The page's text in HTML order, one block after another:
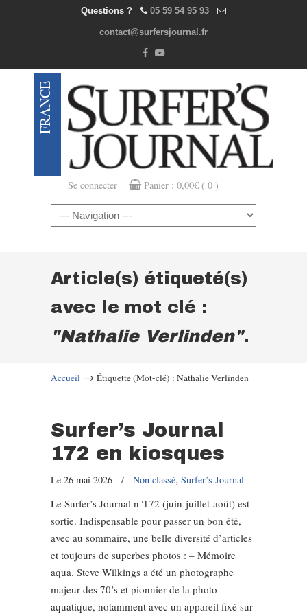
Questions ? 05 59 54 95 93
contact@surfersjournal.fr
Se connecter | Panier : 0,00€ ( 0 )
Navigation
Article(s) étiqueté(s)
avec le mot clé :
"Nathalie Verlinden".
Accueil → Étiquette (Mot-clé) : Nathalie Verlinden
Surfer’s Journal
172 en kiosques
Le 26 mai 2026 / Non classé, Surfer’s Journal
Le Surfer’s Journal n°172 (juin-juillet-août) est
sortie. Indispensable pour passer un bon été,
avec au sommaire, une belle diversité d’articles
et toujours de superbes photos : – Mémoire
aqua. Steve Wilkings a été un photographe
majeur des 70’s et pionnier de la photo
aquatique, notamment avec un appareil fixé sur